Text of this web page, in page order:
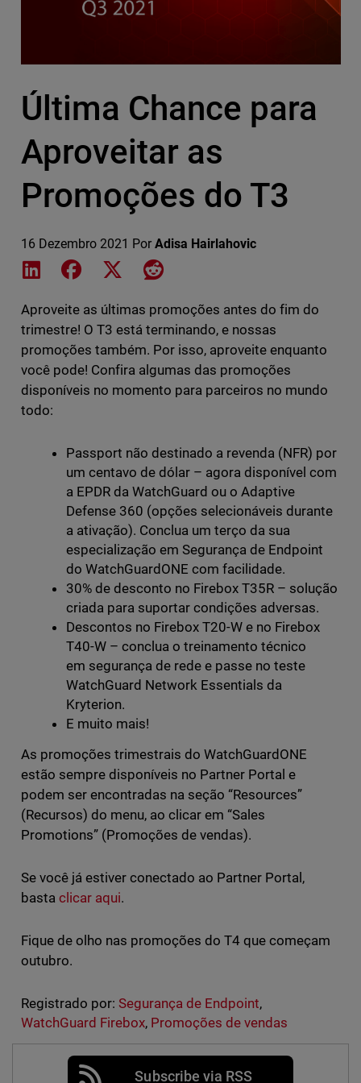
Última Chance para
Aproveitar as
Promoções do T3
16 Dezembro 2021 Por Adisa Hairlahovic
Share on LinkedIn
Share on Facebook
Share on XShare on Reddit
Aproveite as últimas promoções antes do fim do
trimestre! O T3 está terminando, e nossas
promoções também. Por isso, aproveite enquanto
você pode! Confira algumas das promoções
disponíveis no momento para parceiros no mundo
todo:
Passport não destinado a revenda (NFR) por
um centavo de dólar – agora disponível com
a EPDR da WatchGuard ou o Adaptive
Defense 360 (opções selecionáveis durante
a ativação). Conclua um terço da sua
especialização em Segurança de Endpoint
do WatchGuardONE com facilidade.
30% de desconto no Firebox T35R – solução
criada para suportar condições adversas.
Descontos no Firebox T20-W e no Firebox
T40-W – conclua o treinamento técnico
em segurança de rede e passe no teste
WatchGuard Network Essentials da
Kryterion.
E muito mais!
As promoções trimestrais do WatchGuardONE
estão sempre disponíveis no Partner Portal e
podem ser encontradas na seção “Resources”
(Recursos) do menu, ao clicar em “Sales
Promotions” (Promoções de vendas).
Se você já estiver conectado ao Partner Portal,
basta clicar aqui.
Fique de olho nas promoções do T4 que começam
outubro.
Registrado por: Segurança de Endpoint,
WatchGuard Firebox, Promoções de vendas
Subscribe via RSS